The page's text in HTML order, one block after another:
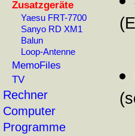
Zusatzgeräte
Yaesu FRT-7700
Sanyo RD XM1
Balun
Loop-Antenne
MemoFiles
TV
Rechner
Computer
Programme